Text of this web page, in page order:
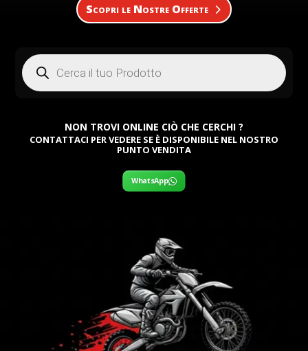
Scopri le Nostre Offerte
Products
search
NON TROVI ONLINE CIÒ CHE CERCHI ?
CONTATTACI PER VEDERE SE È DISPONIBILE NEL NOSTRO
PUNTO VENDITA
WhatsApp